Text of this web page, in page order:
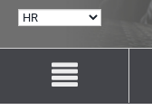
ODABERI